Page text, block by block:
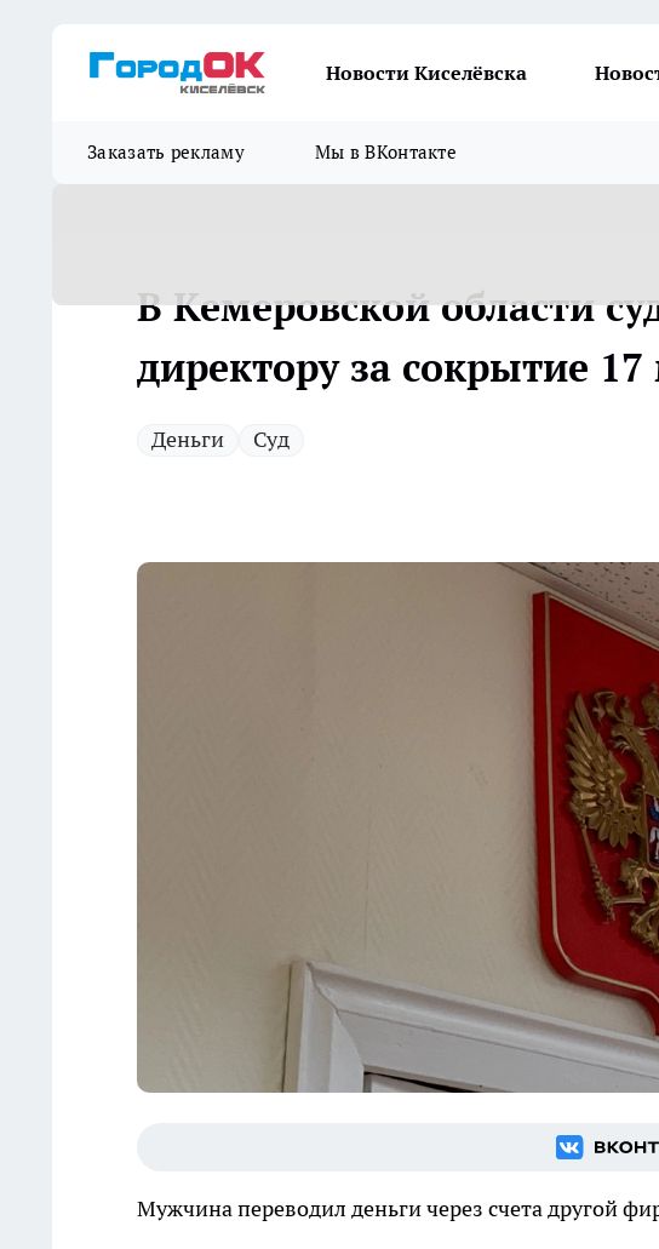
Новости Киселёвска
Заказать рекламу Мы в ВКонтакте
В Кемеровской области
директору за сокрытие
Деньги Суд
Мужчина переводил деньги через счета другой